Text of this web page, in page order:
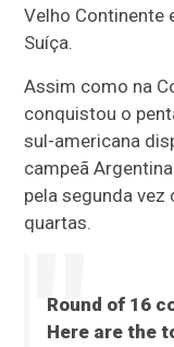
Velho Continente
Suíça.
Assim como na
conquistou o
sul-americana
campeã
pela segunda
quartas.
Round of 16
Here are the